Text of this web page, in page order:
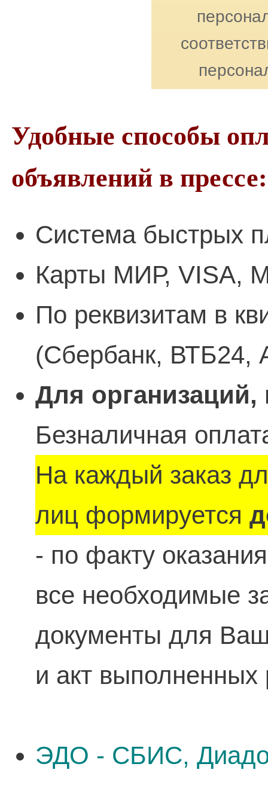
Удобные способы
объявлений в прессе:
Система быстрых
Карты МИР, VISA,
По реквизитам в
(Сбербанк, ВТБ24,
Для
Безналичная
На каждый заказ
лиц формируется
- по факту
все необходимые
документы для
и акт выполненных
ЭДО - СБИС,